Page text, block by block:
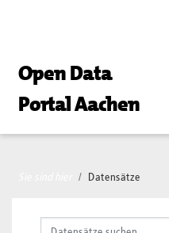
Open Data
Portal Aachen
Datensätze